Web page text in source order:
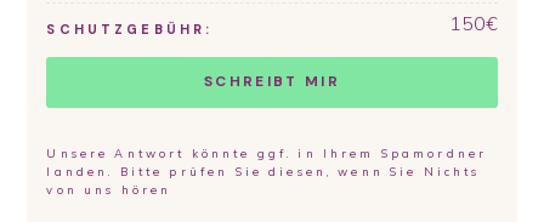
SCHUTZGEBÜHR: 150€
SCHREIBT MIR
Unsere Antwort könnte ggf. in Ihrem Spamordner
landen. Bitte prüfen Sie diesen, wenn Sie Nichts
von uns hören